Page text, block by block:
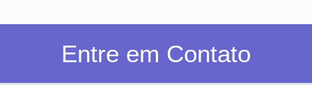
Entre em Contato